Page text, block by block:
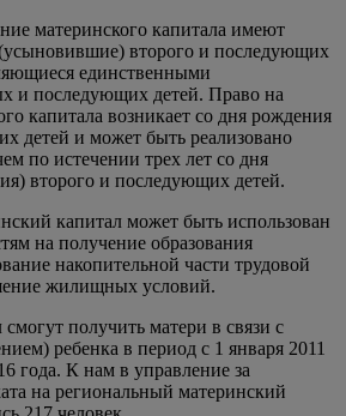
материнского капитала имеют
второго и последующих
единственными
и последующих детей. Право на
капитала возникает со дня рождения
детей и может быть реализовано
по истечении трех лет со дня
второго и последующих детей.
капитал может быть использован
на получение образования
накопительной части трудовой
жилищных условий.
получить матери в связи с
ребенка в период с 1 января 2011
года. К нам в управление за
на региональный материнский